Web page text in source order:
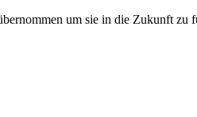
um sie in die Zukunft zu